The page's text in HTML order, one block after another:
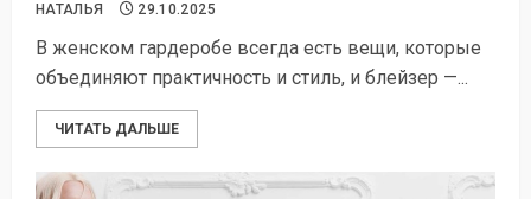
НАТАЛЬЯ 29.10.2025
В женском гардеробе всегда есть вещи, которые
объединяют практичность и стиль, и блейзер —...
ЧИТАТЬ ДАЛЬШЕ